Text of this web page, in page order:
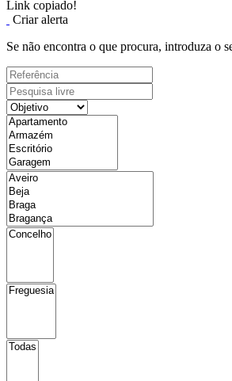
Link copiado!
Criar alerta
Se não encontra o que procura, introduza o